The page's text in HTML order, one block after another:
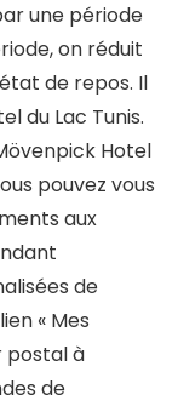
une période
on réduit
de repos. Il
du Lac Tunis.
Hotel
pouvez vous
aux
de
« Mes
postal à
de